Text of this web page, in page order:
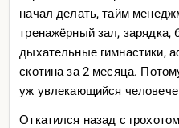
начал делать, тайм
тренажёрный зал, зарядка,
дыхательные гимнастики,
скотина за 2 месяца.
уж увлекающийся
Откатился назад с